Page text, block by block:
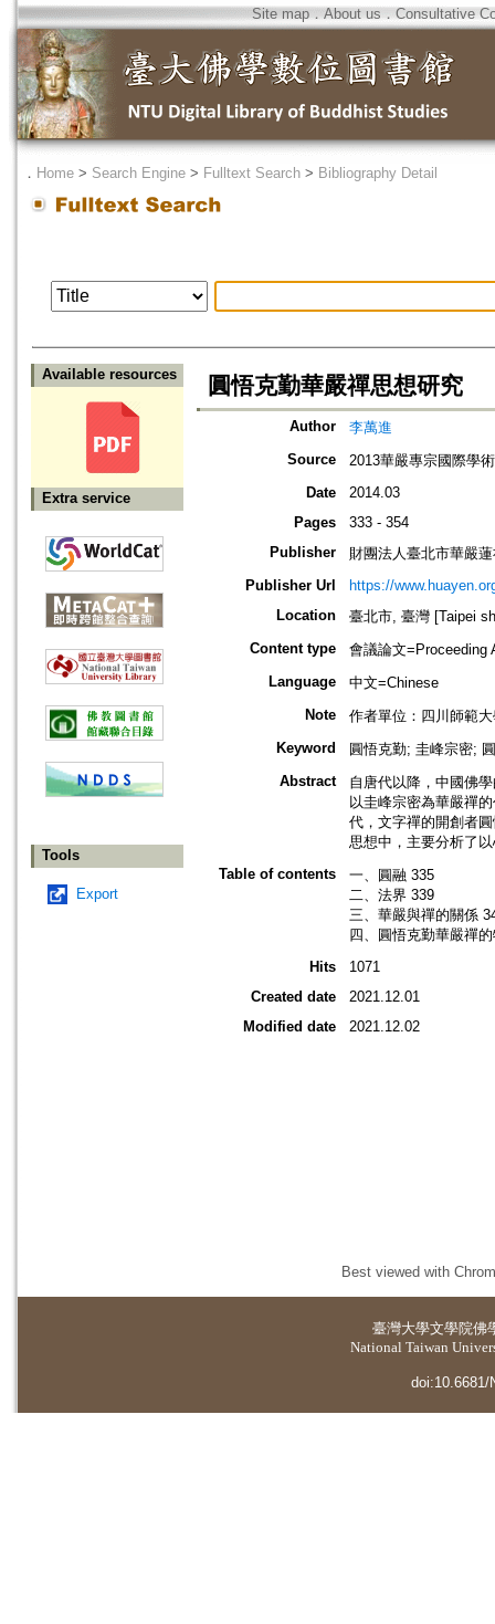
Site map．About us ． Consultative
． Home > Search Engine > Fulltext Search > Bibliography Detail
Available resources
Extra service
Tools
Export
圓悟克勤華嚴禪思想研究
Author
李萬進
Source
2013華嚴專宗國際學
Date
2014.03
Pages
333 - 354
Publisher
財團法人臺北市華嚴
Publisher Url
https://
Location
臺北市, 臺灣 [Taipei
Content type
會議論文=Proceeding
Language
中文=Chinese
Note
作者單位：四川師範
Keyword
圓悟克勤; 圭峰宗密;
Abstract
自唐代以降，中國佛
以圭峰宗密為華嚴禪
代，文字禪的開創者
思想中，主要分析了
Table of contents
一、圓融 335
二、法界 339
三、華嚴與禪的關係
四、圓悟克勤華嚴禪
Hits
1071
Created date
2021.12.01
Modified date
2021.12.02
Best viewed with
臺灣大學文學院佛
National Taiwan
doi:10.6681/